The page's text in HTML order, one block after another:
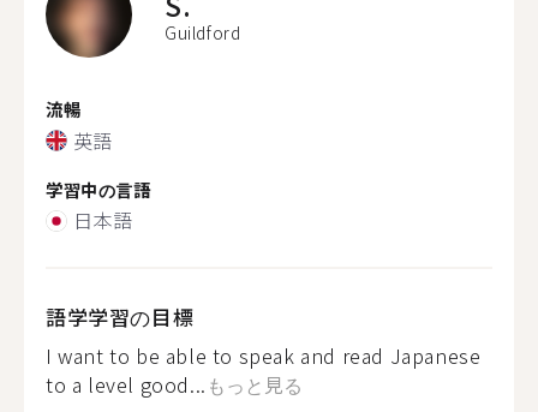
Guildford
流暢
英語
学習中の言語
日本語
語学学習の目標
I want to be able to speak and read Japanese
to a level good... もっと見る